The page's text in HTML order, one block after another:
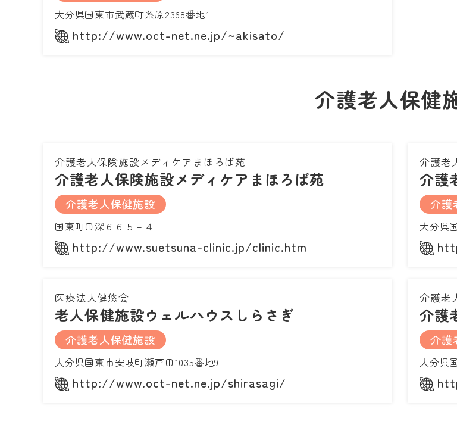
大分県国東市武蔵町糸原2368番地1
http://www.oct-net.ne.jp/~akisato/
介護老人保健
介護老人保険施設メディケアまほろば苑
介護老人保険施設メディケアまほろば苑
介護老人保健施設
国東町田深６６５－４
http://www.suetsuna-clinic.jp/clinic.htm
介護老
介護
介護
大分県
医療法人健悠会
老人保健施設ウェルハウスしらさぎ
介護老人保健施設
大分県国東市安岐町瀬戸田1035番地9
http://www.oct-net.ne.jp/shirasagi/
介護老
介護
介護
大分県